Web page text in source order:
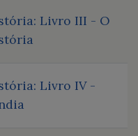
Livro III - O
Livro IV -